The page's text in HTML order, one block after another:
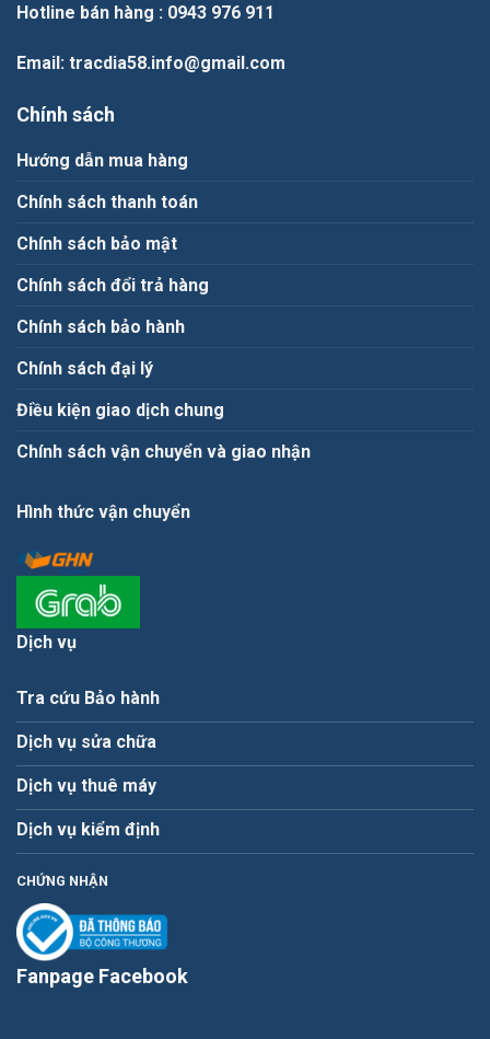
Hotline bán hàng : 0943 976 911
Email: tracdia58.info@gmail.com
Chính sách
Hướng dẫn mua hàng
Chính sách thanh toán
Chính sách bảo mật
Chính sách đổi trả hàng
Chính sách bảo hành
Chính sách đại lý
Điều kiện giao dịch chung
Chính sách vận chuyển và giao nhận
Hình thức vận chuyển
Dịch vụ
Tra cứu Bảo hành
Dịch vụ sửa chữa
Dịch vụ thuê máy
Dịch vụ kiểm định
CHỨNG NHẬN
Fanpage Facebook